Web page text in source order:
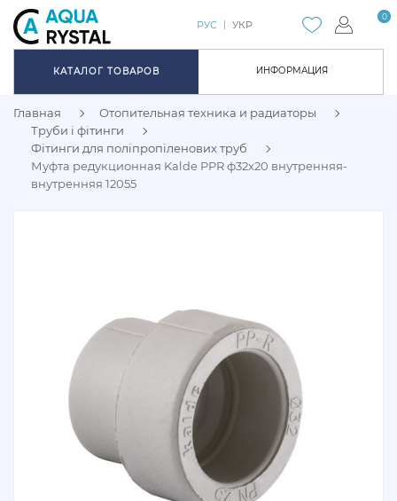
ИНФОРМАЦИЯ
0
РУС УКР
КАТАЛОГ ТОВАРОВ
Главная
Отопительная техника и радиаторы
Труби і фітинги
Фітинги для поліпропіленових труб
Муфта редукционная Kalde PPR ф32x20 внутренняя-
внутренняя 12055